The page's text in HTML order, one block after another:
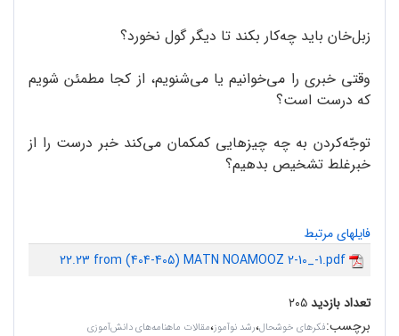
زبل‌خان باید چه‌کار بکند تا دیگر گول نخورد؟
وقتی خبری را می‌خوانیم یا می‌شنویم، از کجا مطمئن شویم
که درست است؟
توجّه‌کردن به چه چیزهایی کمکمان می‌کند خبر درست را از
خبرغلط تشخیص بدهیم؟
فایلهای مرتبط
22.23 from (404-405) MATN NOAMOOZ 2-10_-1.pdf
تعداد بازدید۲۰۵
برچسب:فکرهای خوشحال،رشد نوآموز،مقالات ماهنامه‌های دانش‌آموزی